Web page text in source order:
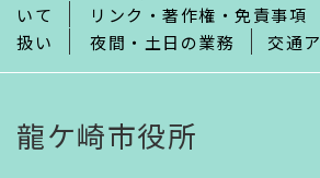
いて
リンク・著作権・免責事項
扱い
夜間・土日の業務 交通
龍ケ崎市役所